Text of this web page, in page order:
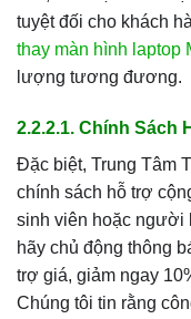
tuyệt đối cho khách
thay màn hình laptop
lượng tương đương.
2.2.2.1. Chính Sách
Đặc biệt, Trung Tâm
chính sách hỗ trợ
sinh viên hoặc người
hãy chủ động thông
trợ giá, giảm ngay
Chúng tôi tin rằng